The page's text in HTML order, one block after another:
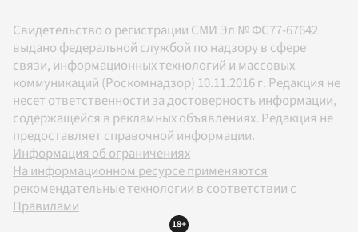
Свидетельство о регистрации СМИ Эл № ФС77-67642
выдано федеральной службой по надзору в сфере
связи, информационных технологий и массовых
коммуникаций (Роскомнадзор) 10.11.2016 г. Редакция не
несет ответственности за достоверность информации,
содержащейся в рекламных объявлениях. Редакция не
предоставляет справочной информации.
Информация об ограничениях
На информационном ресурсе применяются
рекомендательные технологии в соответствии с
Правилами
18+